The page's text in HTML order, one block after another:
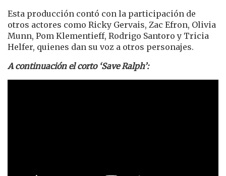
Esta producción contó con la participación de
otros actores como Ricky Gervais, Zac Efron, Olivia
Munn, Pom Klementieff, Rodrigo Santoro y Tricia
Helfer, quienes dan su voz a otros personajes.
A continuación el corto ‘Save Ralph’: